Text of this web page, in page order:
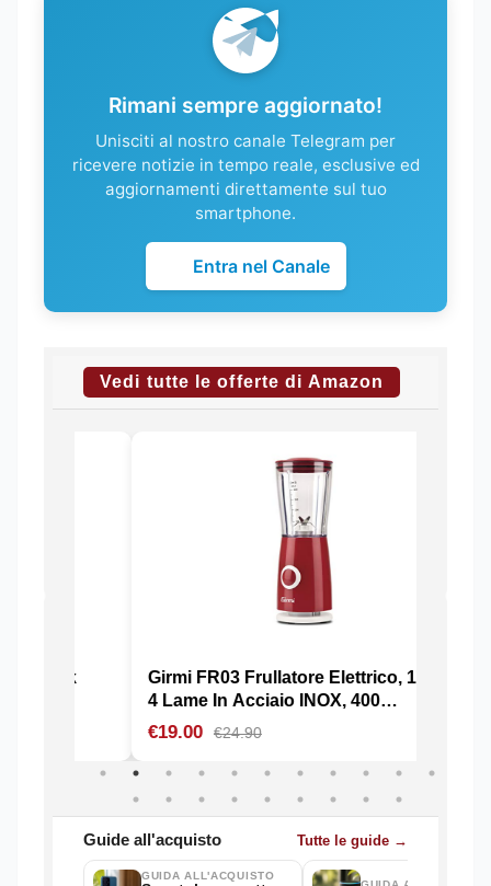
Rimani sempre aggiornato!
Unisciti al nostro canale Telegram per
ricevere notizie in tempo reale, esclusive ed
aggiornamenti direttamente sul tuo
smartphone.
Entra nel Canale